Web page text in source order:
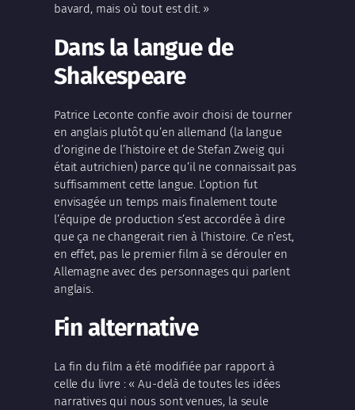
bavard, mais où tout est dit. »
Dans la langue de
Shakespeare
Patrice Leconte confie avoir choisi de tourner
en anglais plutôt qu’en allemand (la langue
d’origine de l’histoire et de Stefan Zweig qui
était autrichien) parce qu’il ne connaissait pas
suffisamment cette langue. L’option fut
envisagée un temps mais finalement toute
l’équipe de production s’est accordée à dire
que ça ne changerait rien à l’histoire. Ce n’est,
en effet, pas le premier film à se dérouler en
Allemagne avec des personnages qui parlent
anglais.
Fin alternative
La fin du film a été modifiée par rapport à
celle du livre : « Au-delà de toutes les idées
narratives qui nous sont venues, la seule